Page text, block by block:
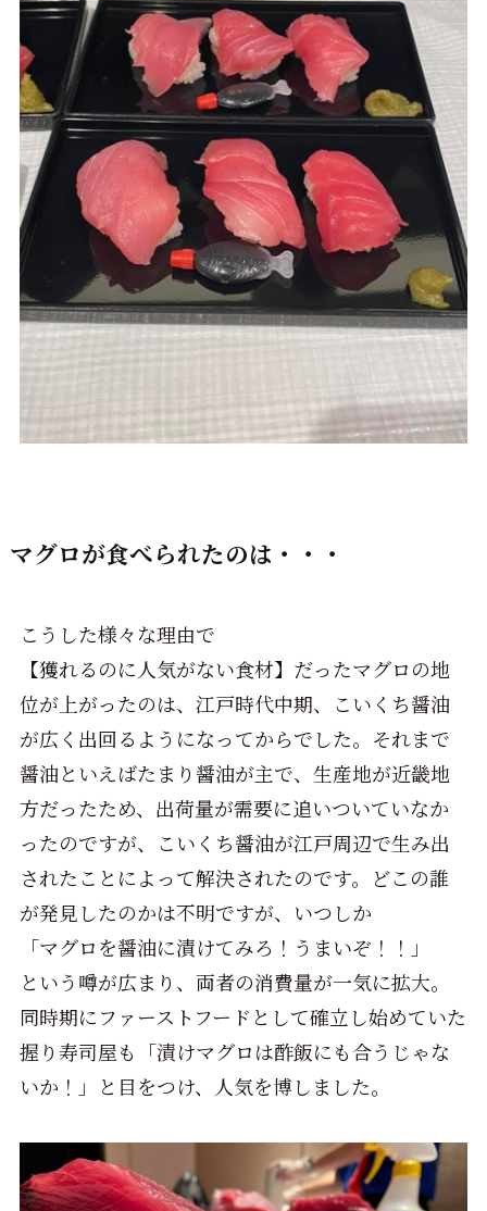
マグロが食べられたのは・・・
こうした様々な理由で
【獲れるのに人気がない食材】だったマグロの地
位が上がったのは、江戸時代中期、こいくち醤油
が広く出回るようになってからでした。それまで
醤油といえばたまり醤油が主で、生産地が近畿地
方だったため、出荷量が需要に追いついていなか
ったのですが、こいくち醤油が江戸周辺で生み出
されたことによって解決されたのです。どこの誰
が発見したのかは不明ですが、いつしか
「マグロを醤油に漬けてみろ！うまいぞ！！」
という噂が広まり、両者の消費量が一気に拡大。
同時期にファーストフードとして確立し始めていた
握り寿司屋も「漬けマグロは酢飯にも合うじゃな
いか！」と目をつけ、人気を博しました。